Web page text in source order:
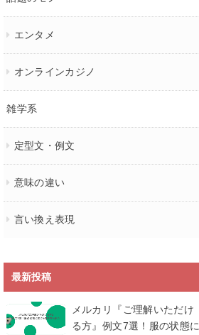
エンタメ
オンラインカジノ
雑学系
定型文・例文
意味の違い
言い換え表現
最新投稿
メルカリ『ご理解いただけ
る方』例文7選！服の状態に